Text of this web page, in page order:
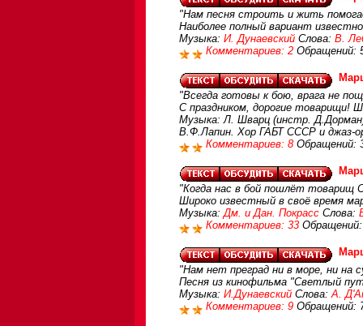
"Нам песня строить и жить
Наиболее полный вариант
Музыка: И. Дунаевский Слова: В.
Комментариев: 2 Обращений:
"Всегда готовы к бою, врага не
С праздником, дорогие товарищи!
Музыка: Л. Шварц (инстр.
В.Ф.Лапин. Хор ГАБТ СССР и джаз-
Комментариев: 8 Обращений:
"Когда нас в бой пошлёт товарищ
Широко известный в своё время
Музыка:Дм. и Дан. Покрасс Слова:
Комментариев: 33 Обращений:
"Нам нет преград ни в море, ни на
Песня из кинофильма "Светлый
Музыка: И.Дунаевский Слова:А.
Комментариев: 9 Обращений: